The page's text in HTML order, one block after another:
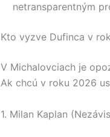
netransparentným
Kto vyzve Dufinca v
V Michalovciach je
Ak chcú v roku 2026
1. Milan Kaplan